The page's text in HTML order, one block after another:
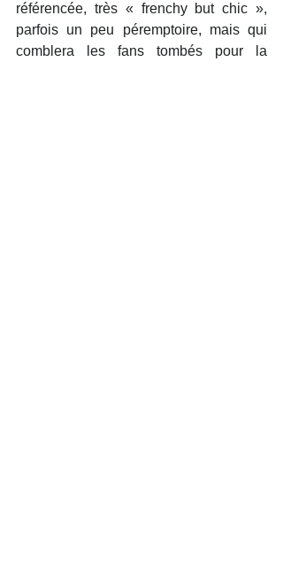
référencée, très « frenchy but chic »,
parfois un peu péremptoire, mais qui
comblera les fans tombés pour la